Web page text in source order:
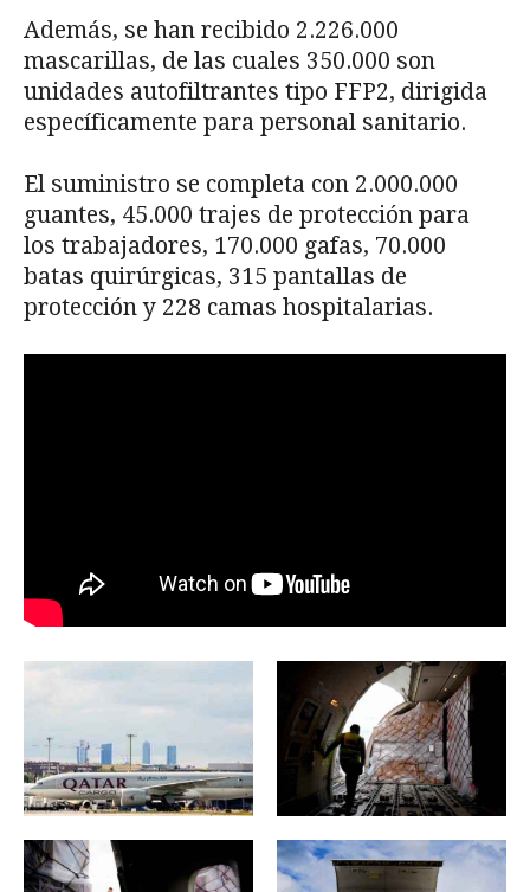
Además, se han recibido 2.226.000
mascarillas, de las cuales 350.000 son
unidades autofiltrantes tipo FFP2, dirigida
específicamente para personal sanitario.
El suministro se completa con 2.000.000
guantes, 45.000 trajes de protección para
los trabajadores, 170.000 gafas, 70.000
batas quirúrgicas, 315 pantallas de
protección y 228 camas hospitalarias.